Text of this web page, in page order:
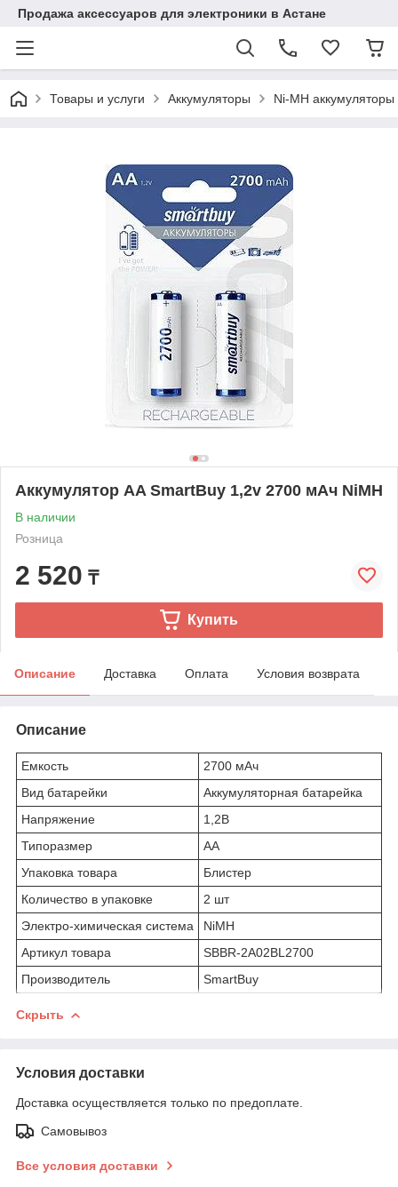
Продажа аксессуаров для электроники в Астане
Товары и услуги Аккумуляторы Ni-MH аккумуляторы
Аккумулятор AA SmartBuy 1,2v 2700 мАч NiMH
В наличии
Розница
2 520 ₸
Купить
Описание Доставка Оплата Условия возврата
Описание
Емкость
2700 мАч
Вид батарейки
Аккумуляторная батарейка
Напряжение
1,2В
Типоразмер
AA
Упаковка товара
Блистер
Количество в упаковке
2 шт
Электро-химическая система
NiMH
Артикул товара
SBBR-2A02BL2700
Производитель
SmartBuy
Скрыть
Условия доставки
Доставка осуществляется только по предоплате.
Самовывоз
Все условия доставки